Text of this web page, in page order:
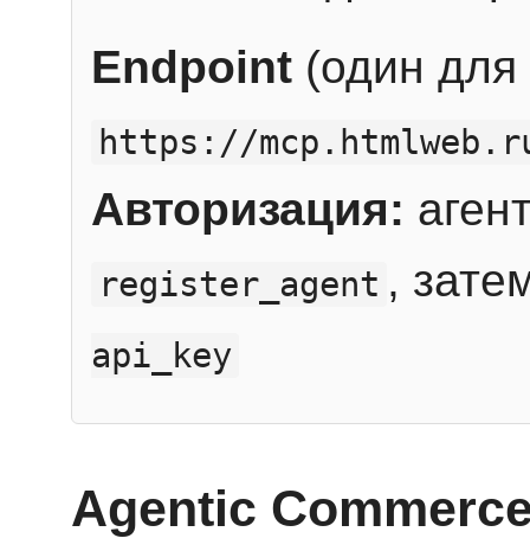
Endpoint (один для
https://
Авторизация:
register_agent ,
api_key
Agentic